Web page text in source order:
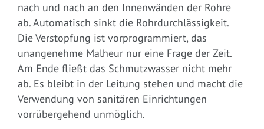
nach und nach an den Innenwänden der Rohre
ab. Automatisch sinkt die Rohrdurchlässigkeit.
Die Verstopfung ist vorprogrammiert, das
unangenehme Malheur nur eine Frage der Zeit.
Am Ende fließt das Schmutzwasser nicht mehr
ab. Es bleibt in der Leitung stehen und macht die
Verwendung von sanitären Einrichtungen
vorrübergehend unmöglich.